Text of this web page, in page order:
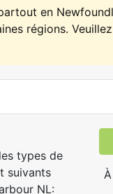
en
régions.
types de
suivants
NL: